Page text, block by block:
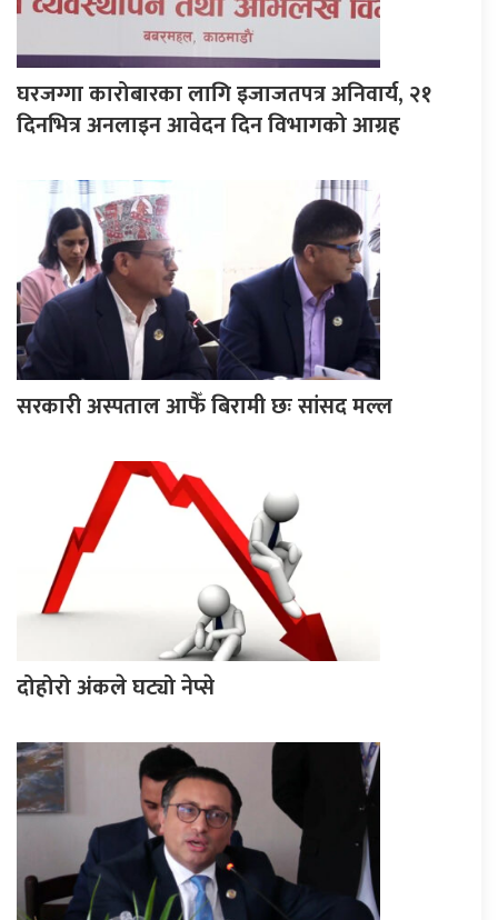
घरजग्गा कारोबारका लागि इजाजतपत्र अनिवार्य, २१
दिनभित्र अनलाइन आवेदन दिन विभागको आग्रह
सरकारी अस्पताल आफैँ बिरामी छः सांसद मल्ल
दोहोरो अंकले घट्यो नेप्से